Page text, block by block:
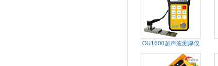
OU1600超声波测厚仪